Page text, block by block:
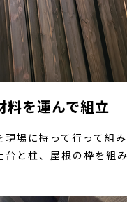
料を運んで組立
場に持って行って組み
台と柱、屋根の枠を組